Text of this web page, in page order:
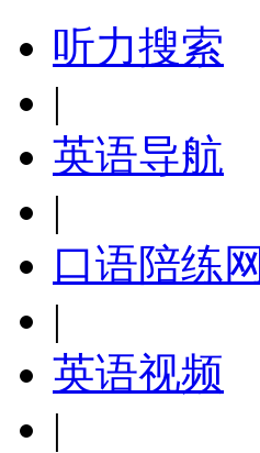
听力搜索
|
英语导航
|
口语陪练网
|
英语视频
|